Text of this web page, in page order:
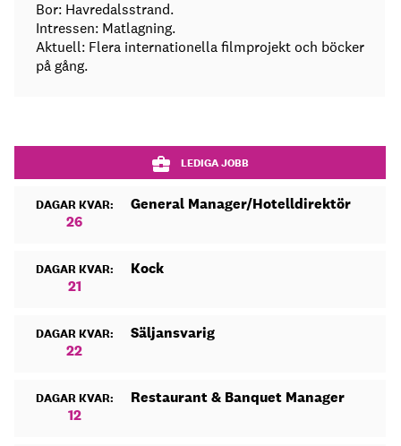
Bor: Havredalsstrand.
Intressen: Matlagning.
Aktuell: Flera internationella filmprojekt och böcker
på gång.
LEDIGA JOBB
DAGAR KVAR:
26
General Manager/Hotelldirektör
DAGAR KVAR:
21
Kock
DAGAR KVAR:
22
Säljansvarig
DAGAR KVAR:
12
Restaurant & Banquet Manager